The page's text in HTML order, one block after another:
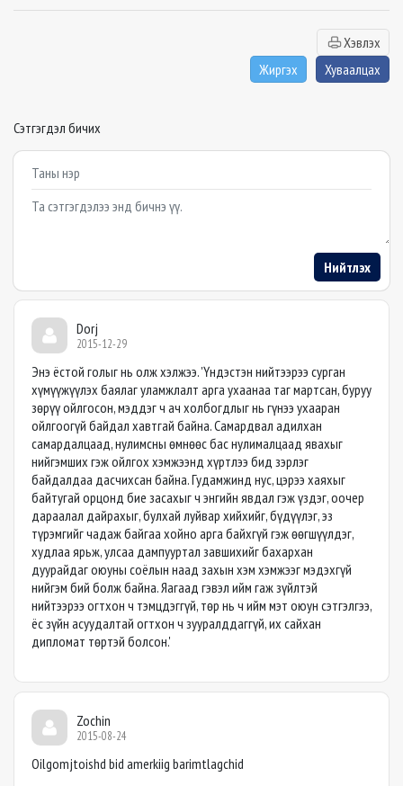
Хэвлэх
Жиргэх
Хуваалцах
Сэтгэгдэл бичих
Example textarea
Нийтлэх
Dorj
2015-12-29
Энэ ёстой голыг нь олж хэлжээ. 'Үндэстэн нийтээрээ сурган
хүмүүжүүлэх баялаг уламжлалт арга ухаанаа таг мартсан, буруу
зөрүү ойлгосон, мэддэг ч ач холбогдлыг нь гүнээ ухааран
ойлгоогүй байдал хавтгай байна. Самардвал адилхан
самардалцаад, нулимсны өмнөөс бас нулималцаад явахыг
нийгэмших гэж ойлгох хэмжээнд хүртлээ бид зэрлэг
байдалдаа дасчихсан байна. Гудамжинд нус, цэрээ хаяхыг
байтугай орцонд бие засахыг ч энгийн явдал гэж үздэг, оочер
дараалал дайрахыг, булхай луйвар хийхийг, бүдүүлэг, эз
түрэмгийг чадаж байгаа хойно арга байхгүй гэж өөгшүүлдэг,
худлаа ярьж, улсаа дампууртал завшихийг бахархан
дуурайдаг оюуны соёлын наад захын хэм хэмжээг мэдэхгүй
нийгэм бий болж байна. Яагаад гэвэл ийм гаж зүйлтэй
нийтээрээ огтхон ч тэмцдэггүй, төр нь ч ийм мэт оюун сэтгэлгээ,
ёс зүйн асуудалтай огтхон ч зууралддаггүй, их сайхан
дипломат төртэй болсон.'
Zochin
2015-08-24
Oilgomjtoishd bid amerkiig barimtlagchid